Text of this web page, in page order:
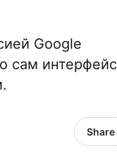
Google
сам интерфейс
Share